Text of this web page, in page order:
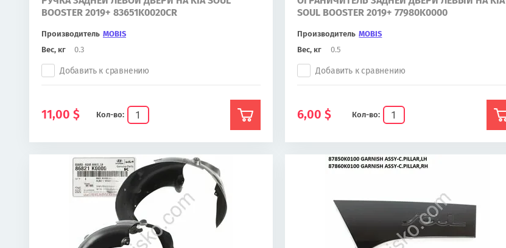
BOOSTER 2019+ 83651K0020CR
Производитель MOBIS
Вес, кг
0.3
Кол-во:
Добавить к сравнению
11,00 $
SOUL BOOSTER 2019+ 77980K0000
Производитель MOBIS
Вес, кг
0.5
Кол-во:
Добавить к сравнению
6,00 $